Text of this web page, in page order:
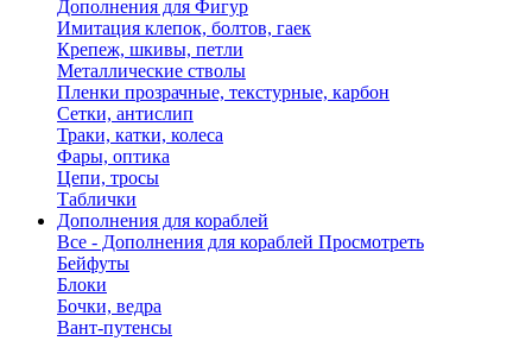
Дополнения для Фигур
Имитация клепок, болтов, гаек
Крепеж, шкивы, петли
Металлические стволы
Пленки прозрачные, текстурные, карбон
Сетки, антислип
Траки, катки, колеса
Фары, оптика
Цепи, тросы
Таблички
Дополнения для кораблей
Все - Дополнения для кораблей Просмотреть
Бейфуты
Блоки
Бочки, ведра
Вант-путенсы